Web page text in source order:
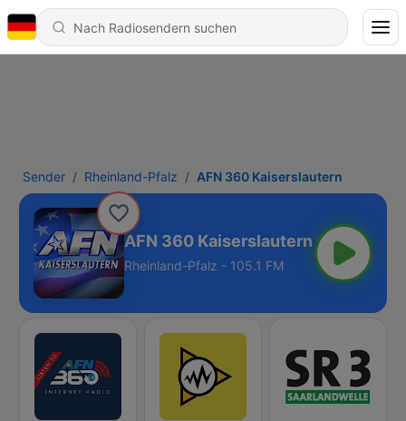
Sender Rheinland-Pfalz AFN 360 Kaiserslautern
AFN 360 Kaiserslautern
Rheinland-Pfalz - 105.1 FM